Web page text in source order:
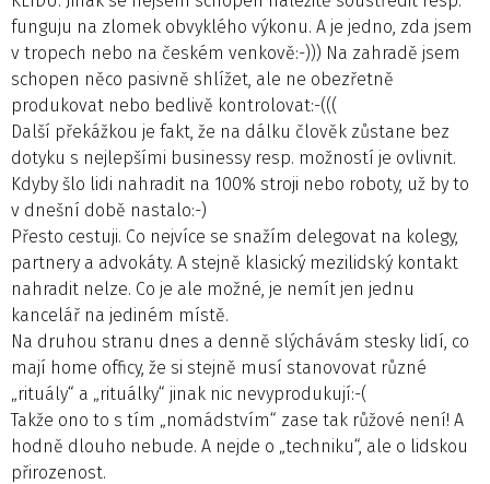
funguju na zlomek obvyklého výkonu. A je jedno, zda jsem
v tropech nebo na českém venkově:-))) Na zahradě jsem
schopen něco pasivně shlížet, ale ne obezřetně
produkovat nebo bedlivě kontrolovat:-(((
Další překážkou je fakt, že na dálku člověk zůstane bez
dotyku s nejlepšími businessy resp. možností je ovlivnit.
Kdyby šlo lidi nahradit na 100% stroji nebo roboty, už by to
v dnešní době nastalo:-)
Přesto cestuji. Co nejvíce se snažím delegovat na kolegy,
partnery a advokáty. A stejně klasický mezilidský kontakt
nahradit nelze. Co je ale možné, je nemít jen jednu
kancelář na jediném místě.
Na druhou stranu dnes a denně slýchávám stesky lidí, co
mají home officy, že si stejně musí stanovovat různé
„rituály“ a „rituálky“ jinak nic nevyprodukují:-(
Takže ono to s tím „nomádstvím“ zase tak růžové není! A
hodně dlouho nebude. A nejde o „techniku“, ale o lidskou
přirozenost.